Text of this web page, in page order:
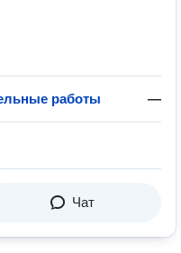
работы —
Чат